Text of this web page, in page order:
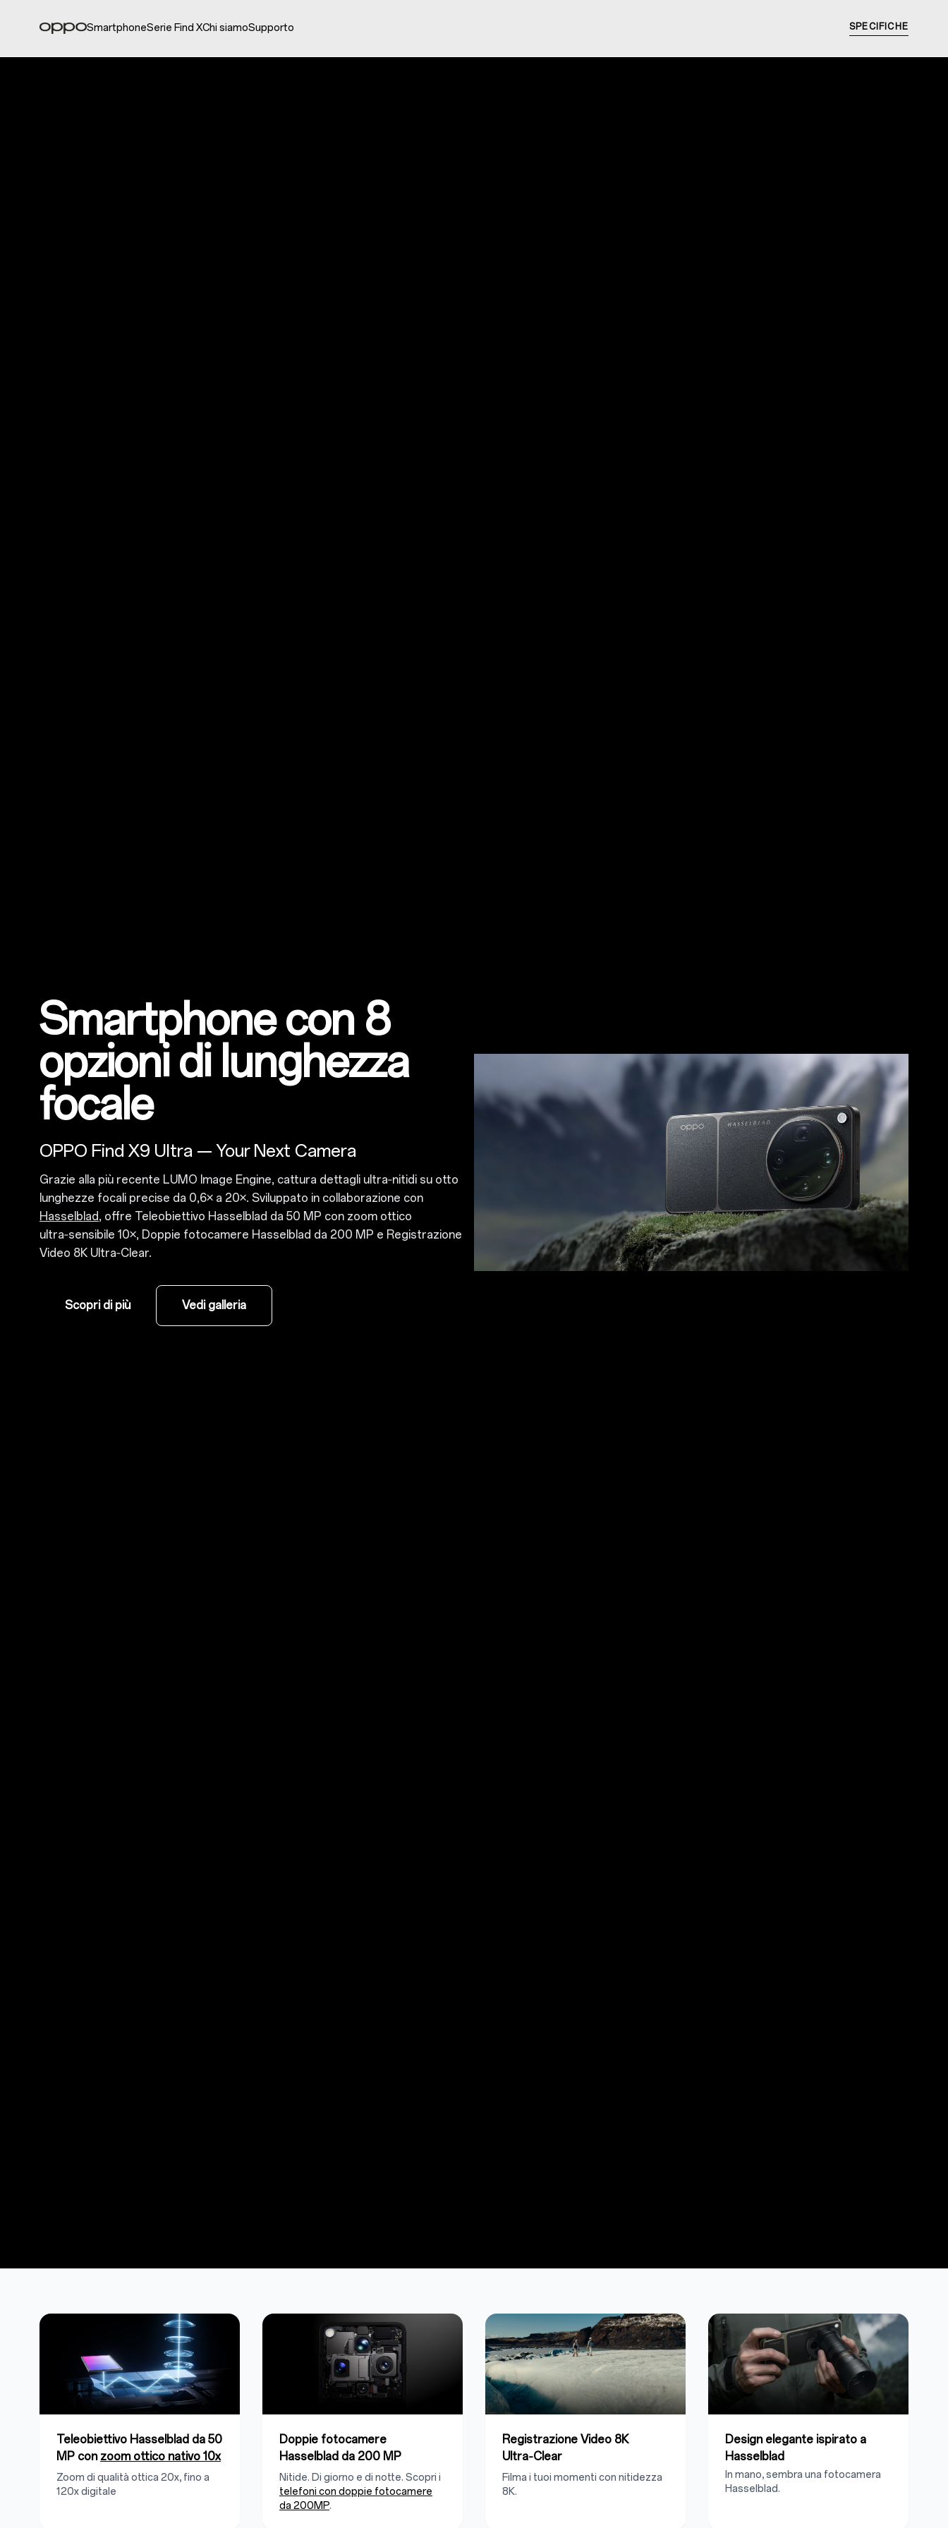
SmartphoneSerie Find XChi siamoSupporto SPECIFICHE
Smartphone con 8
opzioni di lunghezza
focale
OPPO Find X9 Ultra — Your Next Camera
Grazie alla più recente LUMO Image Engine, cattura dettagli ultra‑nitidi su otto
lunghezze focali precise da 0,6× a 20×. Sviluppato in collaborazione con
Hasselblad, offre Teleobiettivo Hasselblad da 50 MP con zoom ottico
ultra‑sensibile 10×, Doppie fotocamere Hasselblad da 200 MP e Registrazione
Video 8K Ultra‑Clear.
Scopri di più Vedi galleria
Teleobiettivo Hasselblad da 50
MP con zoom ottico nativo 10x
Zoom di qualità ottica 20x, fino a
120x digitale
Doppie fotocamere
Hasselblad da 200 MP
Nitide. Di giorno e di notte. Scopri i
telefoni con doppie fotocamere
da 200MP.
Registrazione Video 8K
Ultra‑Clear
Filma i tuoi momenti con nitidezza
8K.
Design elegante ispirato a
Hasselblad
In mano, sembra una fotocamera
Hasselblad.